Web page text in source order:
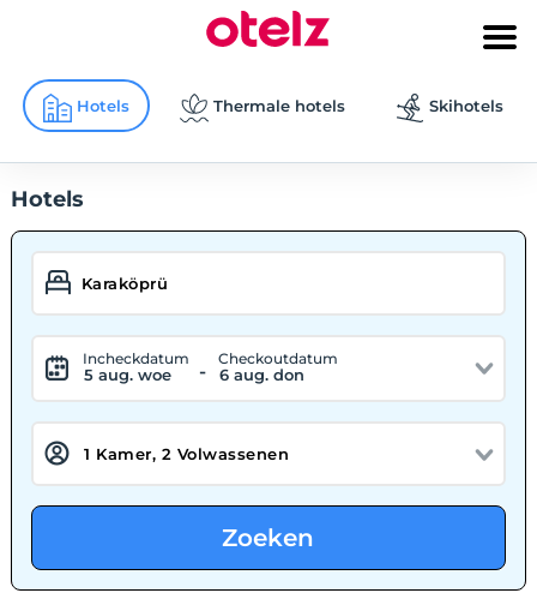
Hotels Thermale hotels Skihotels
Hotels
Incheckdatum
5 aug. woe -
Checkoutdatum
6 aug. don
Zoeken